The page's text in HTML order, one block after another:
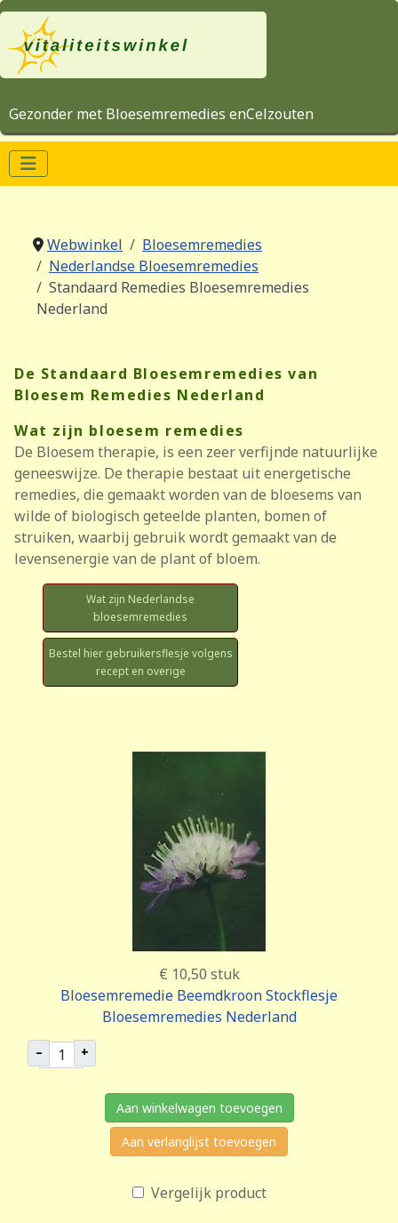
Gezonder met Bloesemremedies enCelzouten
Webwinkel
Bloesemremedies
Nederlandse Bloesemremedies
Standaard Remedies Bloesemremedies
Nederland
De Standaard Bloesemremedies van
Bloesem Remedies Nederland
Wat zijn bloesem remedies
De Bloesem therapie, is een zeer verfijnde natuurlijke
geneeswijze. De therapie bestaat uit energetische
remedies, die gemaakt worden van de bloesems van
wilde of biologisch geteelde planten, bomen of
struiken, waarbij gebruik wordt gemaakt van de
levensenergie van de plant of bloem.
Wat zijn Nederlandse
bloesemremedies
Bestel hier gebruikersflesje volgens
recept en overige
€ 10,50 stuk
Bloesemremedie Beemdkroon Stockflesje
Bloesemremedies Nederland
– +
Aan winkelwagen toevoegen
Aan verlanglijst toevoegen
Vergelijk product